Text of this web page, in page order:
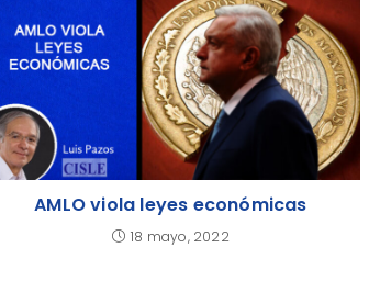
AMLO viola leyes económicas
18 mayo, 2022